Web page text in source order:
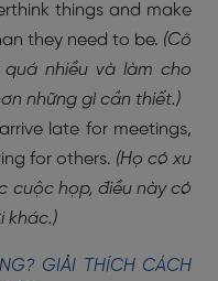
things and make
they need to be. (Cô
nhiều và làm cho
những gì cần thiết.)
late for meetings,
for others. (Họ có xu
cuộc họp, điều này có
khác.)
GIẢI THÍCH CÁCH